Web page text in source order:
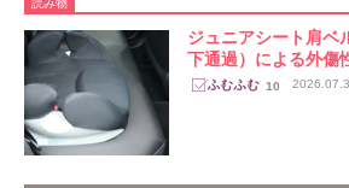
読み物
ジュニアシート肩ベ
下通過）による外傷
10